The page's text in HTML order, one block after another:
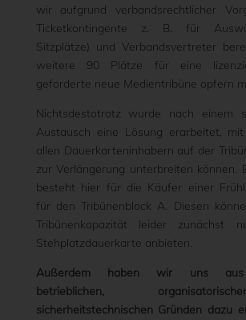
wir aufgrund verbandsrechtlicher
Ticketkontingente z. B. für
Sitzplätze) und Verbandsvertreter
weitere 90 Plätze für eine
geforderte neue Medientribüne opfern
Nichtsdestotrotz wurde nach einem
Austausch eine Lösung erarbeitet,
allen Dauerkarteninhabern auf der
zur Verlängerung unterbreiten können.
besteht hier für die Käufer einer
für den Tribünenblock A. Diesen
Tribünenkapazität leider zunächst
Stehplatzdauerkarte anbieten.
Außerdem haben wir uns aus
betrieblichen,
sicherheitstechnischen Gründen dazu